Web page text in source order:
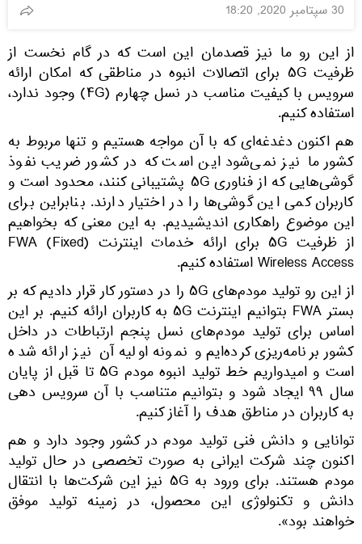
30 سپتامبر 2020, 18:20
از این رو ما نیز قصدمان این است که در گام نخست از
ظرفیت ۵G برای اتصالات انبوه در مناطقی که امکان ارائه
سرویس با کیفیت مناسب در نسل چهارم (۴G) وجود ندارد،
استفاده کنیم.
هم اکنون دغدغه‌ای که با آن مواجه هستیم و تنها مربوط به
کشور ما نیز نمی‌شود این است که در کشور ضریب نفوذ
گوشی‌هایی که از فناوری ۵G پشتیبانی کنند، محدود است و
کاربران کمی این گوشی‌ها را در اختیار دارند. بنابراین برای
این موضوع راهکاری اندیشیدیم. به این معنی که بخواهیم
از ظرفیت ۵G برای ارائه خدمات اینترنت (FWA (Fixed
Wireless Access استفاده کنیم.
از این رو تولید مودم‌های ۵G را در دستور کار قرار دادیم که بر
بستر FWA بتوانیم اینترنت ۵G به کاربران ارائه کنیم. بر این
اساس برای تولید مودم‌های نسل پنجم ارتباطات در داخل
کشور برنامه‌ریزی کرده‌ایم و نمونه اولیه آن نیز ارائه شده
است و امیدواریم خط تولید انبوه مودم ۵G تا قبل از پایان
سال ۹۹ ایجاد شود و بتوانیم متناسب با آن سرویس دهی
به کاربران در مناطق هدف را آغاز کنیم.
توانایی و دانش فنی تولید مودم در کشور وجود دارد و هم
اکنون چند شرکت ایرانی به صورت تخصصی در حال تولید
مودم هستند. برای ورود به ۵G نیز این شرکت‌ها با انتقال
دانش و تکنولوژی این محصول، در زمینه تولید موفق
خواهند بود».